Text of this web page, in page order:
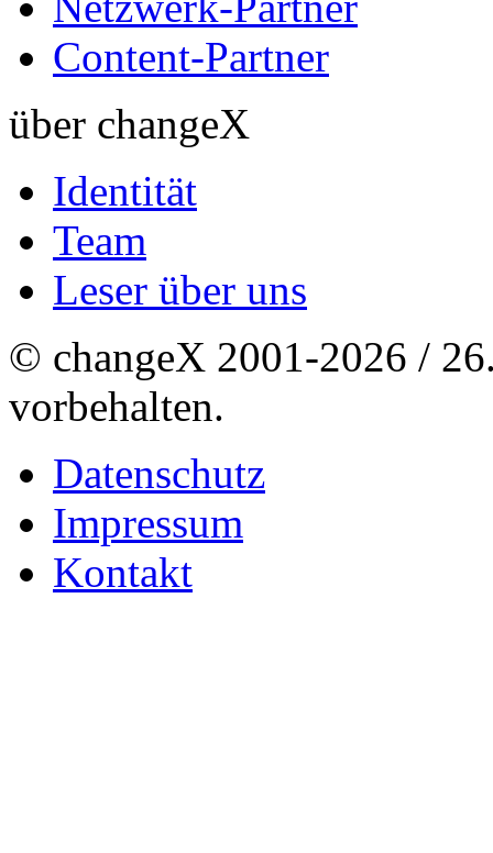
Content-Partner
über changeX
Identität
Team
Leser über uns
© changeX 2001-2026 /
vorbehalten.
Datenschutz
Impressum
Kontakt